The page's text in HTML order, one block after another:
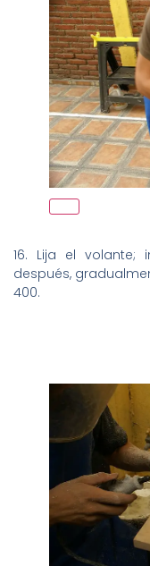
16. Lija el volante;
después,
400.